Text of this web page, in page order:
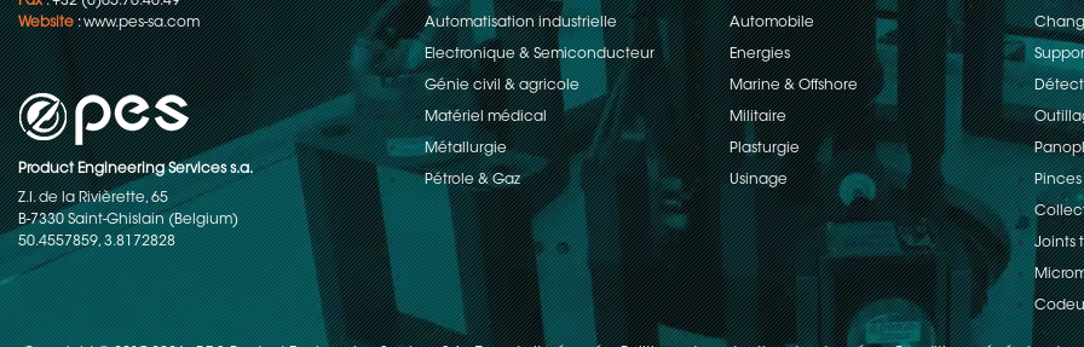
Website:www.pes-sa.com
Product Engineering Services s.a.
Z.I. de la Rivièrette, 65
B-7330 Saint-Ghislain (Belgium)
50.4557859, 3.8172828
Automatisation industrielle Automobile
Electronique & Semiconducteur Energies
Génie civil & agricole Marine & Offshore
Matériel médical Militaire
Métallurgie Plasturgie
Pétrole & Gaz Usinage
Joints